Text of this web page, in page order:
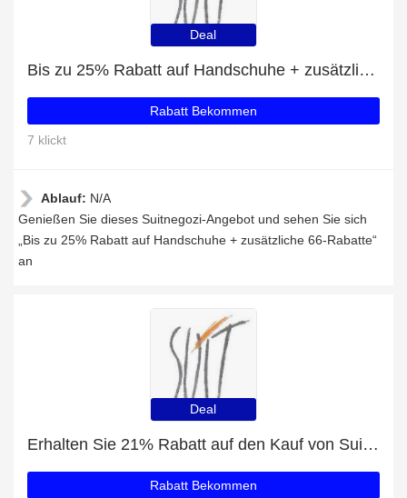
Deal
Bis zu 25% Rabatt auf Handschuhe + zusätzliche 66-Rabatte
Rabatt Bekommen
7 klickt
Ablauf: N/A
Genießen Sie dieses Suitnegozi-Angebot und sehen Sie sich
„Bis zu 25% Rabatt auf Handschuhe + zusätzliche 66-Rabatte“
an
Deal
Erhalten Sie 21% Rabatt auf den Kauf von Suitnegozi
Rabatt Bekommen